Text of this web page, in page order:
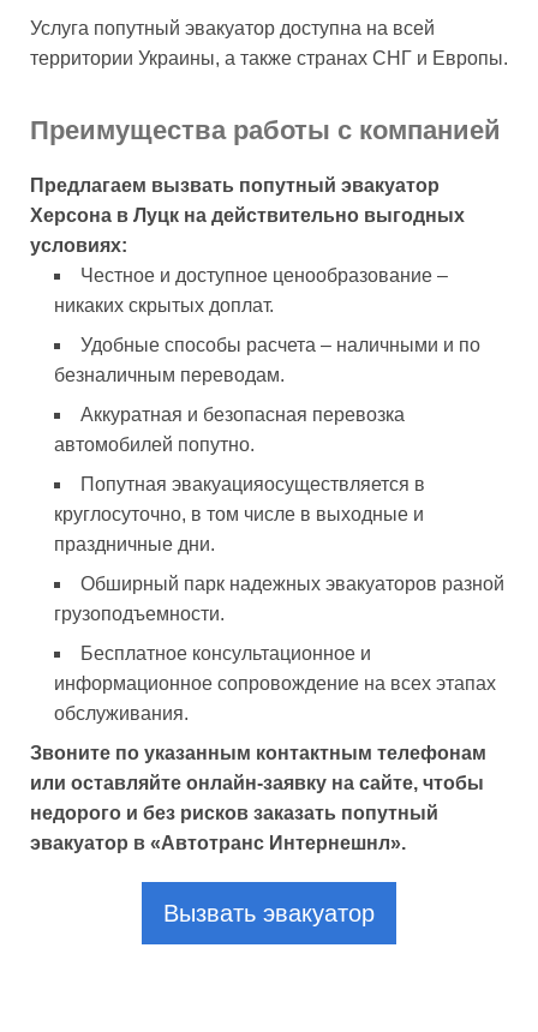
Услуга попутный эвакуатор доступна на всей
территории Украины, а также странах СНГ и Европы.
Преимущества работы с компанией
Предлагаем вызвать попутный эвакуатор
Херсона в Луцк на действительно выгодных
условиях:
Честное и доступное ценообразование –
никаких скрытых доплат.
Удобные способы расчета – наличными и по
безналичным переводам.
Аккуратная и безопасная перевозка
автомобилей попутно.
Попутная эвакуацияосуществляется в
круглосуточно, в том числе в выходные и
праздничные дни.
Обширный парк надежных эвакуаторов разной
грузоподъемности.
Бесплатное консультационное и
информационное сопровождение на всех этапах
обслуживания.
Звоните по указанным контактным телефонам
или оставляйте онлайн-заявку на сайте, чтобы
недорого и без рисков заказать попутный
эвакуатор в «Автотранс Интернешнл».
Вызвать эвакуатор